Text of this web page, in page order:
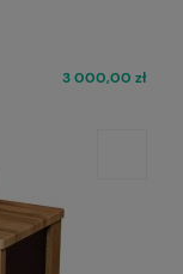
3 000,00 zł